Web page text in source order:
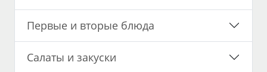
Первые и вторые блюда
Салаты и закуски